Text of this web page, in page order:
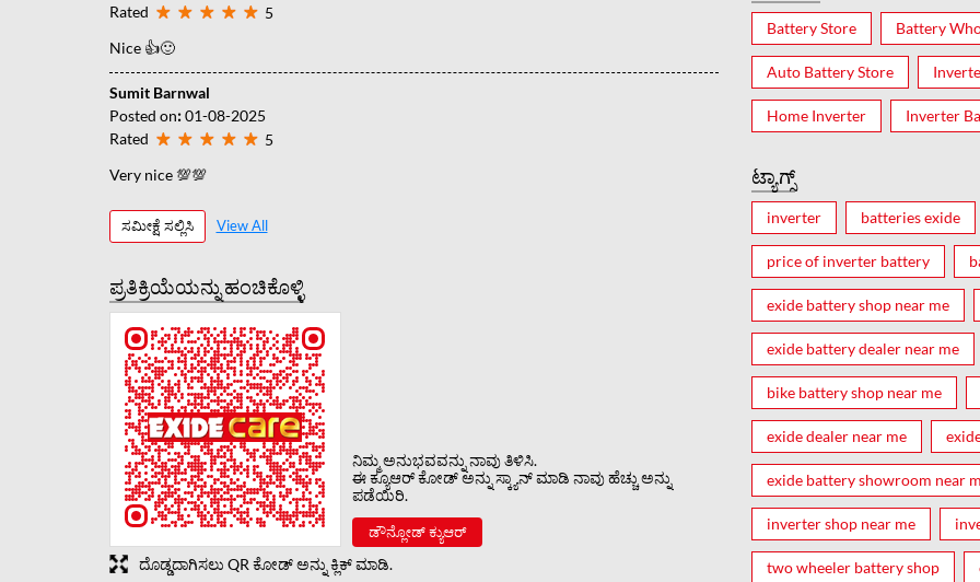
Rated
5
Nice 👍🙂
Sumit Barnwal
Posted on: 01-08-2025
Rated
5
Very nice 💯💯
ಸಮೀಕ್ಷೆ ಸಲ್ಲಿಸಿ View All
ಪ್ರತಿಕ್ರಿಯೆಯನ್ನು ಹಂಚಿಕೊಳ್ಳಿ
ನಿಮ್ಮ ಅನುಭವವನ್ನು ನಾವು ತಿಳಿಸಿ.
ಈ ಕ್ಯೂಆರ್ ಕೋಡ್ ಅನ್ನು ಸ್ಕ್ಯಾನ್ ಮಾಡಿ ನಾವು ಹೆಚ್ಚು ಅನ್ನು
ಪಡೆಯಿರಿ.
ಡೌನ್ಲೋಡ್ ಕ್ಯುಆರ್
ದೊಡ್ಡದಾಗಿಸಲು QR ಕೋಡ್ ಅನ್ನು ಕ್ಲಿಕ್ ಮಾಡಿ.
Battery Store Battery
Auto Battery Store
Home Inverter Inverter
ಟ್ಯಾಗ್ಸ್
inverter batteries exide
price of inverter battery
exide battery shop near me
exide battery dealer near me
bike battery shop near me
exide dealer near me
exide battery showroom near
inverter shop near me
two wheeler battery shop